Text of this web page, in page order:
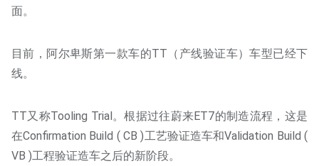
面。
目前，阿尔卑斯第一款车的TT（产线验证车）车型已经下
线。
TT又称Tooling Trial。根据过往蔚来ET7的制造流程，这是
在Confirmation Build ( CB )工艺验证造车和Validation Build (
VB )工程验证造车之后的新阶段。